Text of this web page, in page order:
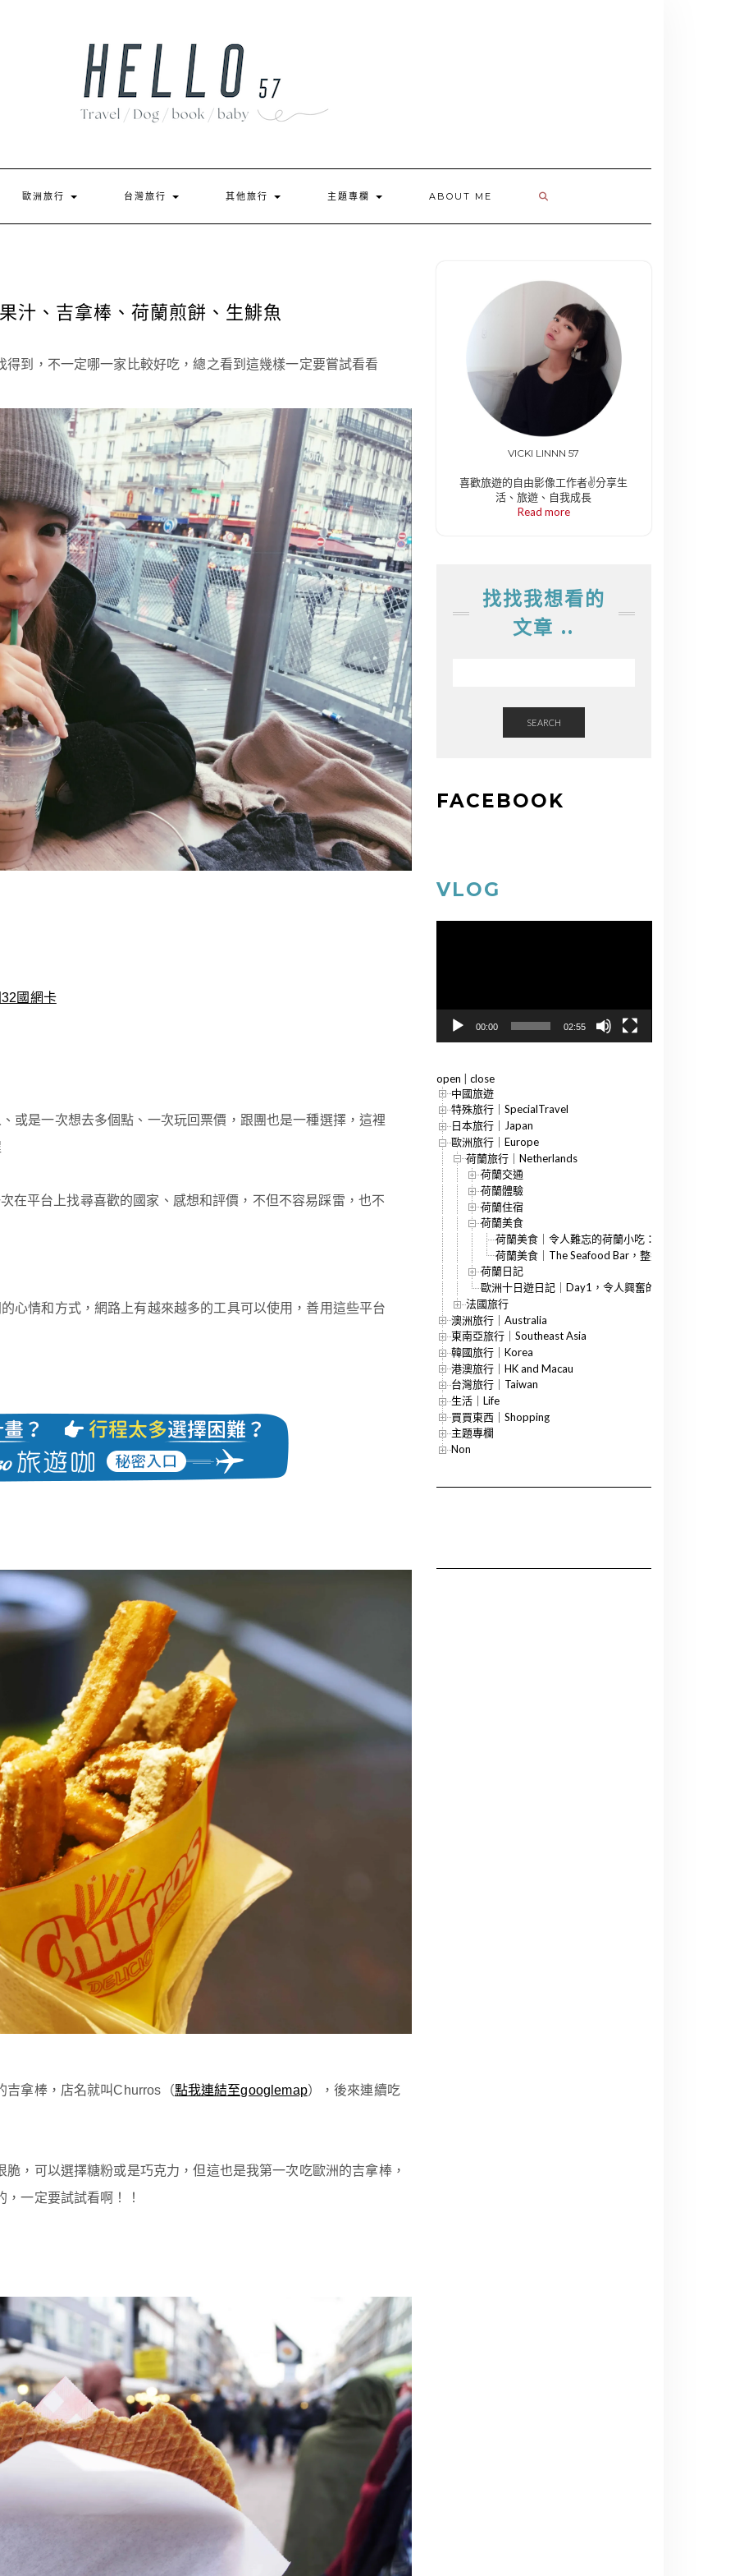
歐洲旅行 台灣旅行 其他旅行 主題專欄 ABOUT ME
汁、吉拿棒、荷蘭煎餅、生鯡魚
到，不一定哪一家比較好吃，總之看到這幾樣一定要嘗試看看
國網卡
或是一次想去多個點、一次玩回票價，跟團也是一種選擇，這裡
在平台上找尋喜歡的國家、感想和評價，不但不容易踩雷，也不
心情和方式，網路上有越來越多的工具可以使用，善用這些平台
吉拿棒，店名就叫Churros（點我連結至googlemap），後來連續吃
，可以選擇糖粉或是巧克力，但這也是我第一次吃歐洲的吉拿棒，
一定要試試看啊！！
VICKI LINNN 57
喜歡旅遊的自由影像工作者✌️分享生
活、旅遊、自我成長
Read more
找找我想看的
文章 ..
SEARCH
FACEBOOK
VLOG
00:00 02:55
open
close
中國旅遊
特殊旅行｜SpecialTravel
日本旅行｜Japan
歐洲旅行｜Europe
荷蘭旅行｜Netherlands
荷蘭交通
荷蘭體驗
荷蘭住宿
荷蘭美食
荷蘭美食｜令人難忘的荷蘭小吃：果汁、吉拿棒、
荷蘭美食｜The Seafood Bar，整盤滿滿海鮮超過癮
荷蘭日記
歐洲十日遊日記｜Day1，令人興奮的荷蘭還有卡住的
法國旅行
澳洲旅行｜Australia
東南亞旅行｜Southeast Asia
韓國旅行｜Korea
港澳旅行｜HK and Macau
台灣旅行｜Taiwan
生活｜Life
買買東西｜Shopping
主題專欄
Non